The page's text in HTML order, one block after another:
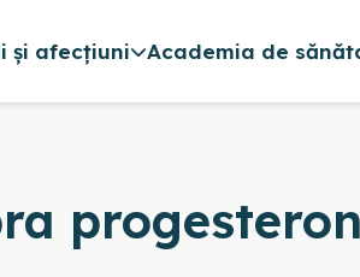
și afecțiuni Academia de